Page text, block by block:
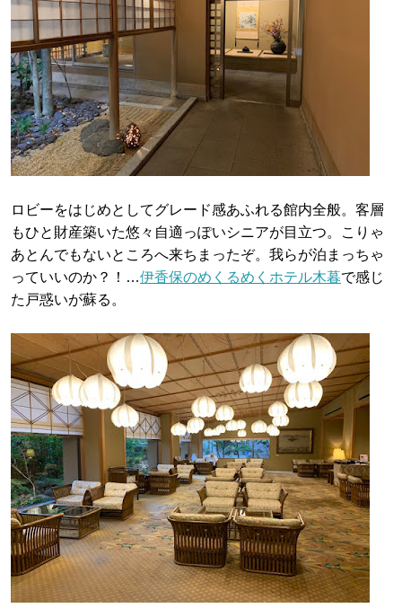
ロビーをはじめとしてグレード感あふれる館内全般。客層
もひと財産築いた悠々自適っぽいシニアが目立つ。こりゃ
あとんでもないところへ来ちまったぞ。我らが泊まっちゃ
っていいのか？！…伊香保のめくるめくホテル木暮で感じ
た戸惑いが蘇る。